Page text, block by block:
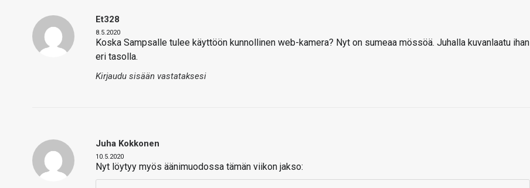
Et328
8.5.2020
Koska Sampsalle tulee käyttöön kunnollinen web-kamera? Nyt on sumeaa mössöä. Juhalla kuvanlaatu ihan
eri tasolla.
Kirjaudu sisään vastataksesi
Juha Kokkonen
10.5.2020
Nyt löytyy myös äänimuodossa tämän viikon jakso: